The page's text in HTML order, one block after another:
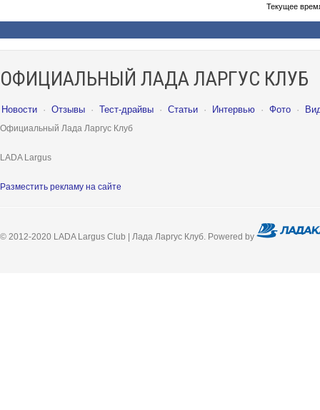
Текущее
ОФИЦИАЛЬНЫЙ ЛАДА ЛАРГУС КЛУБ
Новости · Отзывы · Тест-драйвы · Статьи · Интервью · Фото ·
Официальный Лада Ларгус Клуб
LADA Largus
Разместить рекламу на сайте
© 2012-2020 LADA Largus Club | Лада Ларгус Клуб. Powered by